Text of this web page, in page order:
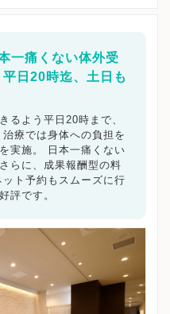
一痛くない体外受
日20時迄、土日も
るよう平日20時まで、
療では身体への負担を
実施。 日本一痛くない
らに、成果報酬型の料
ト予約もスムーズに行
評です。